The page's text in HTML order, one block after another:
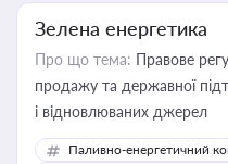
Зелена енергетика
Про що тема: Правове
продажу та державної
і відновлюваних джерел
Паливно-енергетичний